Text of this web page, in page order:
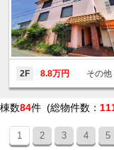
2F 8.8万円 その他
棟数84件 (総物件数：
1 2 3 4 5